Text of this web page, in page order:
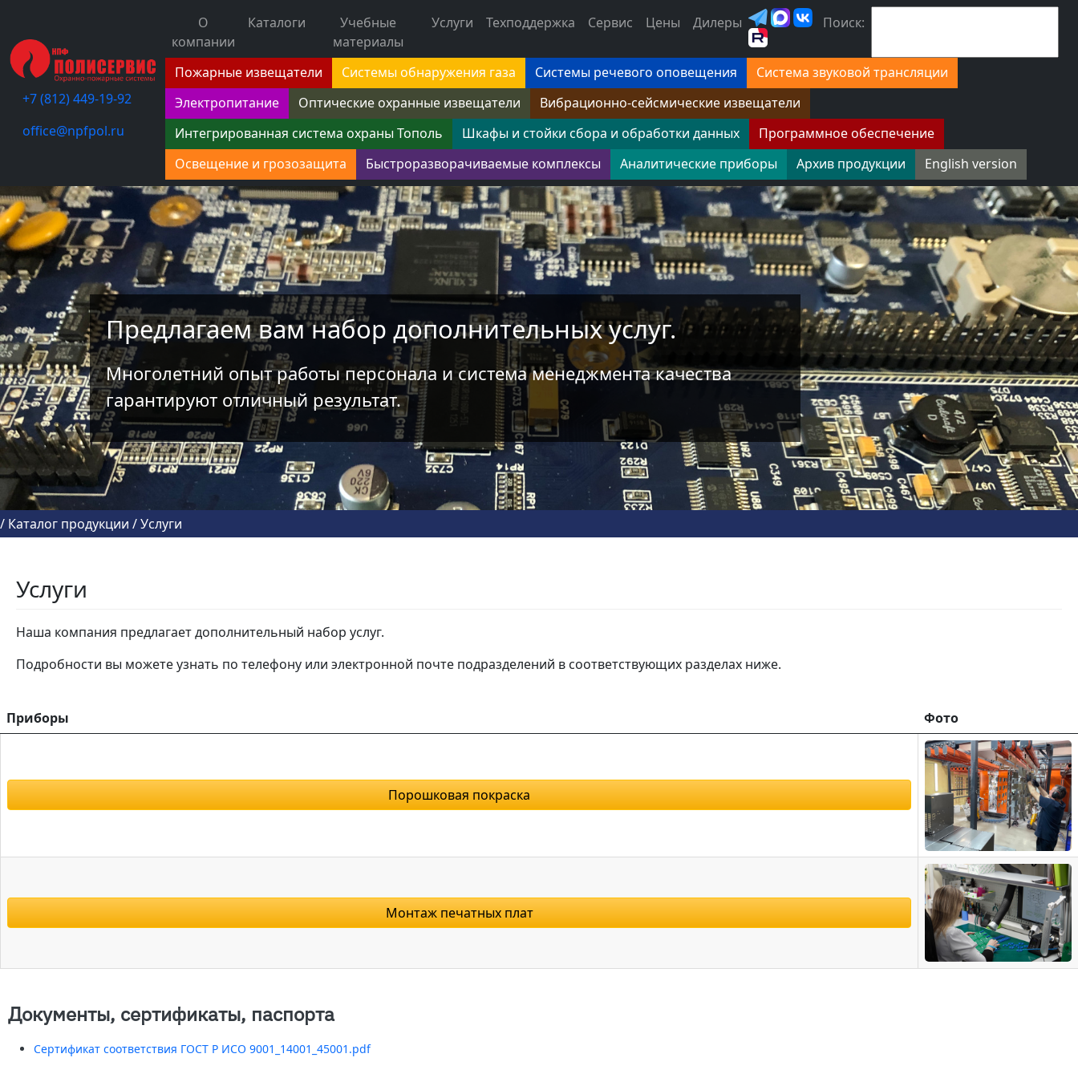
+7 (812) 449-19-92
office@npfpol.ru
О
компании
Каталоги
Учебные
материалы
Услуги Техподдержка Сервис Цены Дилеры Поиск:
Пожарные извещатели Системы обнаружения газа Системы речевого оповещения
Система звуковой трансляции
Электропитание
Оптические охранные извещатели
Вибрационно-сейсмические извещатели
Интегрированная система охраны Тополь
Шкафы и стойки сбора и обработки данных
Программное обеспечение
Освещение и грозозащита
Быстроразворачиваемые комплексы Аналитические приборы Архив продукции English version
Предлагаем вам набор дополнительных услуг.
Многолетний опыт работы персонала и система менеджмента качества
гарантируют отличный результат.
/ Каталог продукции /Услуги
Услуги
Наша компания предлагает дополнительный набор услуг.
Подробности вы можете узнать по телефону или электронной почте подразделений в соответствующих разделах ниже.
Приборы Фото
Порошковая покраска
Монтаж печатных плат
Документы, сертификаты, паспорта
Сертификат соответствия ГОСТ Р ИСО 9001_14001_45001.pdf